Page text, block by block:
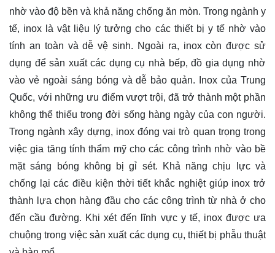
nhờ vào độ bền và khả năng chống ăn mòn. Trong ngành y
tế, inox là vật liệu lý tưởng cho các thiết bị y tế nhờ vào
tính an toàn và dễ vệ sinh. Ngoài ra, inox còn được sử
dụng để sản xuất các dụng cụ nhà bếp, đồ gia dụng nhờ
vào vẻ ngoài sáng bóng và dễ bảo quản. Inox của Trung
Quốc, với những ưu điểm vượt trội, đã trở thành một phần
không thể thiếu trong đời sống hàng ngày của con người.
Trong ngành xây dựng, inox đóng vai trò quan trọng trong
việc gia tăng tính thẩm mỹ cho các công trình nhờ vào bề
mặt sáng bóng không bị gỉ sét. Khả năng chịu lực và
chống lại các điều kiện thời tiết khắc nghiệt giúp inox trở
thành lựa chọn hàng đầu cho các công trình từ nhà ở cho
đến cầu đường. Khi xét đến lĩnh vực y tế, inox được ưa
chuộng trong việc sản xuất các dụng cụ, thiết bị phẫu thuật